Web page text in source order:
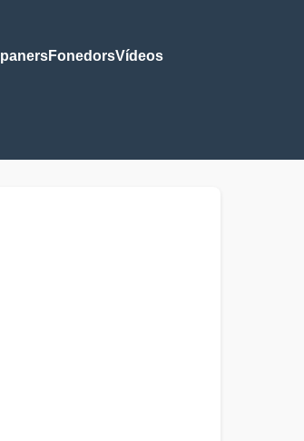
FonedorsVídeos